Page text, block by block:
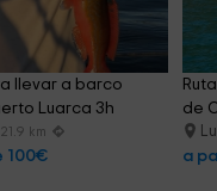
llevar a barco
Luarca 3h
21.9 km
100€
de
a